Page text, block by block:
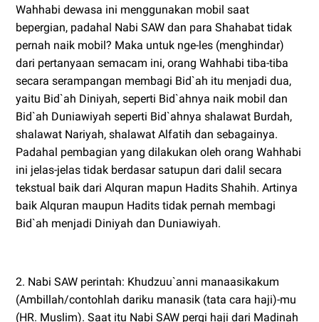
Wahhabi dewasa ini menggunakan mobil saat
bepergian, padahal Nabi SAW dan para Shahabat tidak
pernah naik mobil? Maka untuk nge-les (menghindar)
dari pertanyaan semacam ini, orang Wahhabi tiba-tiba
secara serampangan membagi Bid`ah itu menjadi dua,
yaitu Bid`ah Diniyah, seperti Bid`ahnya naik mobil dan
Bid`ah Duniawiyah seperti Bid`ahnya shalawat Burdah,
shalawat Nariyah, shalawat Alfatih dan sebagainya.
Padahal pembagian yang dilakukan oleh orang Wahhabi
ini jelas-jelas tidak berdasar satupun dari dalil secara
tekstual baik dari Alquran mapun Hadits Shahih. Artinya
baik Alquran maupun Hadits tidak pernah membagi
Bid`ah menjadi Diniyah dan Duniawiyah.
2. Nabi SAW perintah: Khudzuu`anni manaasikakum
(Ambillah/contohlah dariku manasik (tata cara haji)-mu
(HR. Muslim). Saat itu Nabi SAW pergi haji dari Madinah